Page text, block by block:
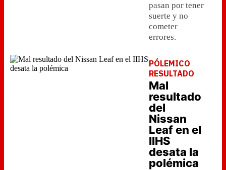
pasan por tener
suerte y no
cometer
errores.
PÓLEMICO
RESULTADO
Mal
resultado
del
Nissan
Leaf en el
IIHS
desata la
polémica